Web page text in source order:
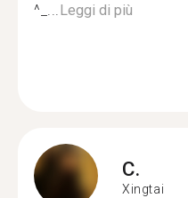
^_... Leggi di più
C.
Xingtai